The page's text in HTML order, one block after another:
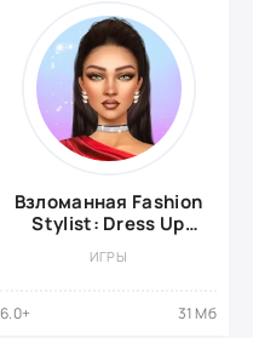
Взломанная Fashion
Stylist: Dress Up
ИГРЫ
6.0+ 31 Мб